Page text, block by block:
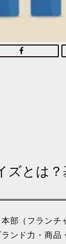
ズとは
部（フラン
ンド力・商